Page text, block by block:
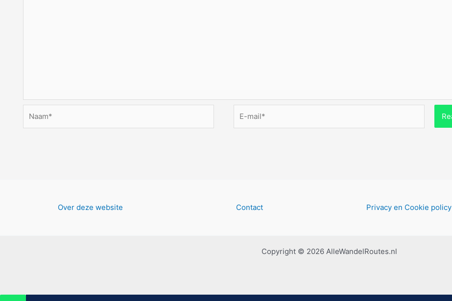
mail*
Over deze website Contact Privacy en Cookie policy
Copyright © 2026 AlleWandelRoutes.nl